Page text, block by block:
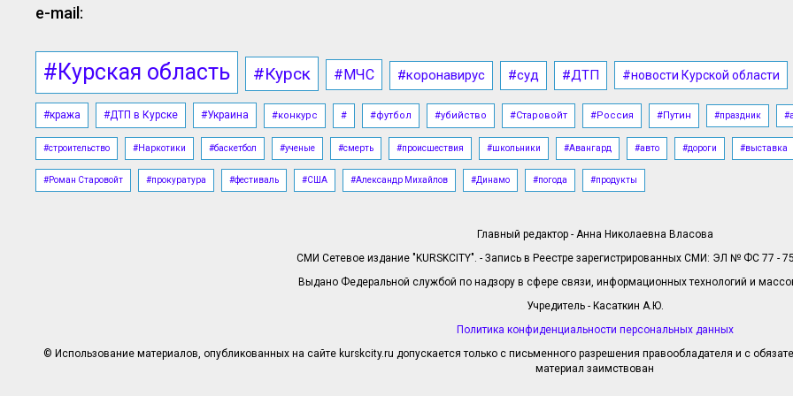
e-mail:
#Курская область #Курск #МЧС #коронавирус #суд #ДТП #новости Курской области
#кража #ДТП в Курске #Украина #конкурс # #футбол #убийство #Старовойт #Россия #Путин #праздник
#строительство #Наркотики #баскетбол #ученые #смерть #происшествия #школьники #Авангард #авто #дороги #выставка
#Роман Старовойт #прокуратура #фестиваль #США #Александр Михайлов #Динамо #погода #продукты
Главный редактор - Анна Николаевна Власова
СМИ Сетевое издание "KURSKCITY". - Запись в Реестре зарегистрированных СМИ: ЭЛ № ФС 77 -
Выдано Федеральной службой по надзору в сфере связи, информационных технологий и
Учредитель - Касаткин А.Ю.
Политика конфиденциальности персональных данных
© Использование материалов, опубликованных на сайте kurskcity.ru допускается только с письменного разрешения правообладателя и с
материал заимствован